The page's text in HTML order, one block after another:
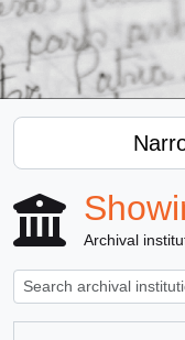
Archival